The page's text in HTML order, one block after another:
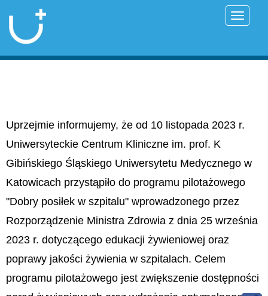
Uprzejmie informujemy, że od 10 listopada 2023 r.
Uniwersyteckie Centrum Kliniczne im. prof. K
Gibińskiego Śląskiego Uniwersytetu Medycznego w
Katowicach przystąpiło do programu pilotażowego
"Dobry posiłek w szpitalu" wprowadzonego przez
Rozporządzenie Ministra Zdrowia z dnia 25 września
2023 r. dotyczącego edukacji żywieniowej oraz
poprawy jakości żywienia w szpitalach. Celem
programu pilotażowego jest zwiększenie dostępności